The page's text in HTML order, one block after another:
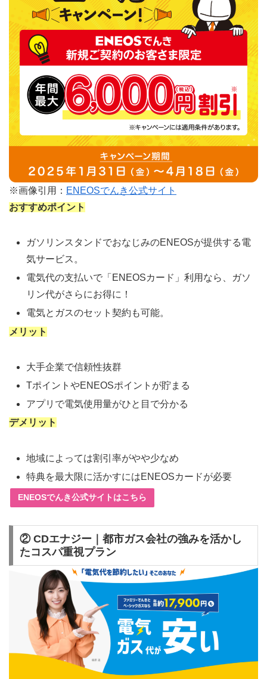
※画像引用： ENEOSでんき公式サイト
おすすめポイント
ガソリンスタンドでおなじみのENEOSが提供する電
気サービス。
電気代の支払いで「ENEOSカード」利用なら、ガソ
リン代がさらにお得に！
電気とガスのセット契約も可能。
メリット
大手企業で信頼性抜群
TポイントやENEOSポイントが貯まる
アプリで電気使用量がひと目で分かる
デメリット
地域によっては割引率がやや少なめ
特典を最大限に活かすにはENEOSカードが必要
ENEOSでんき公式サイトはこちら
② CDエナジー｜都市ガス会社の強みを活かし
たコスパ重視プラン